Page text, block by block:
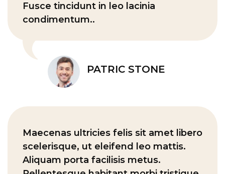
Fusce tincidunt in leo lacinia
condimentum..
PATRIC STONE
Maecenas ultricies felis sit amet libero
scelerisque, ut eleifend leo mattis.
Aliquam porta facilisis metus.